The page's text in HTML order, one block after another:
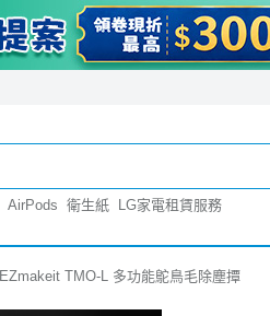
AirPods 衛生紙 LG家電租賃服務
EZmakeit TMO-L 多功能鴕鳥毛除塵撢